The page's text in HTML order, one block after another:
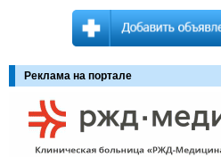
Реклама на портале